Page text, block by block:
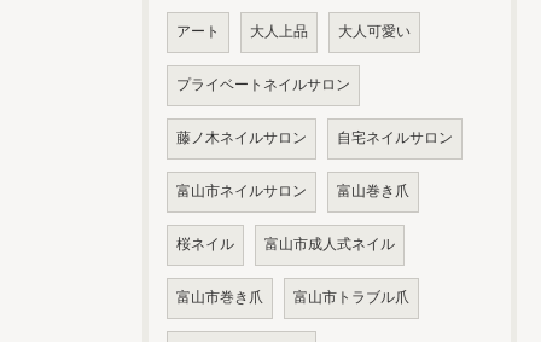
アート 大人上品 大人可愛い
プライベートネイルサロン
藤ノ木ネイルサロン 自宅ネイルサロン
富山市ネイルサロン 富山巻き爪
桜ネイル 富山市成人式ネイル
富山市巻き爪 富山市トラブル爪